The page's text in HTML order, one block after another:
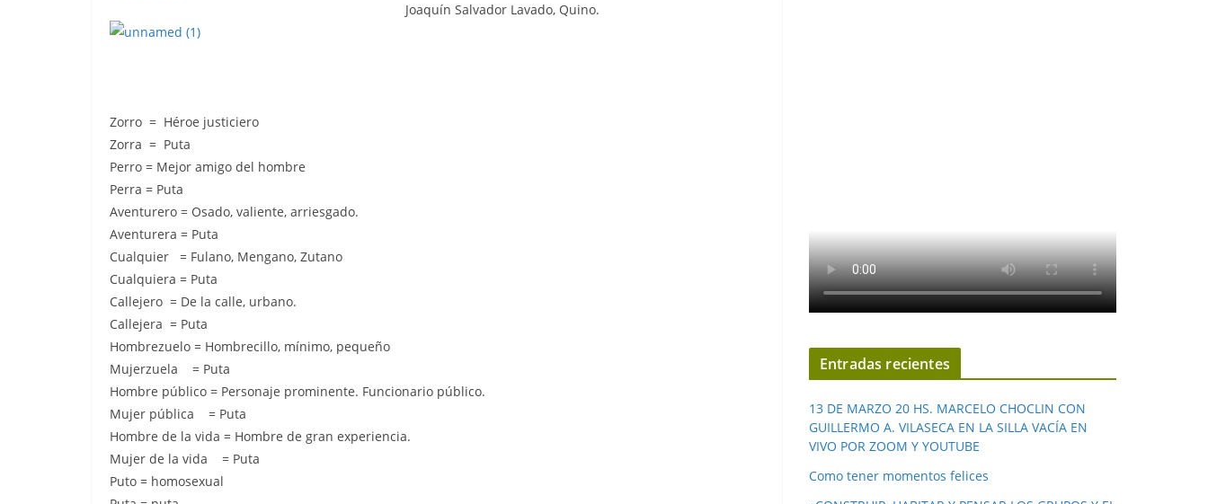
Joaquín Salvador Lavado, Quino.
Zorro = Héroe justiciero
Zorra = Puta
Perro = Mejor amigo del hombre
Perra = Puta
Aventurero = Osado, valiente, arriesgado.
Aventurera = Puta
Cualquier = Fulano, Mengano, Zutano
Cualquiera = Puta
Callejero = De la calle, urbano.
Callejera = Puta
Hombrezuelo = Hombrecillo, mínimo, pequeño
Mujerzuela = Puta
Hombre público = Personaje prominente. Funcionario público.
Mujer pública = Puta
Hombre de la vida = Hombre de gran experiencia.
Mujer de la vida = Puta
Puto = homosexual
Entradas recientes
13 DE MARZO 20 HS. MARCELO CHOCLIN CON
GUILLERMO A. VILASECA EN LA SILLA VACÍA EN
VIVO POR ZOOM Y YOUTUBE
Como tener momentos felices